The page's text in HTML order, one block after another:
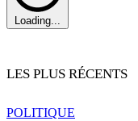
Loading...
LES PLUS RÉCENTS
POLITIQUE